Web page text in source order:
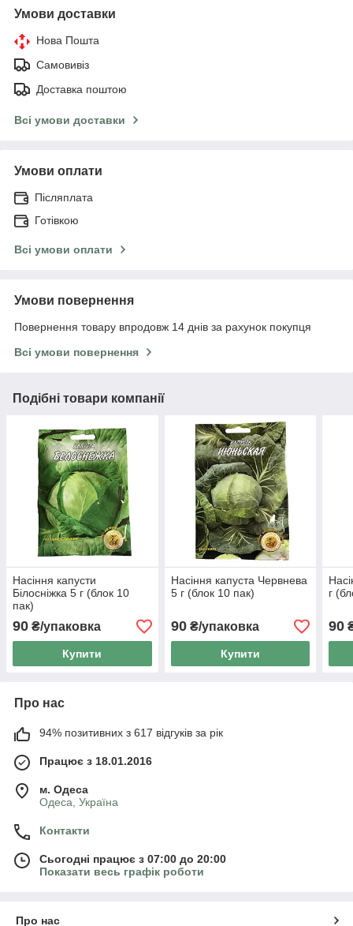
Умови доставки
Нова Пошта
Самовивіз
Доставка поштою
Всі умови доставки
Умови оплати
Післяплата
Готівкою
Всі умови оплати
Умови повернення
Повернення товару впродовж 14 днів за рахунок покупця
Всі умови повернення
Подібні товари компанії
Насіння капусти
Білосніжка 5 г (блок 10
пак)
90 ₴/упаковка
Купити
Насіння капуста Червнева
5 г (блок 10 пак)
90₴/упаковка
Купити
г
90
Про нас
94% позитивних з 617 відгуків за рік
Працює з 18.01.2016
м. Одеса
Одеса, Україна
Контакти
Сьогодні працює з 07:00 до 20:00
Показати весь графік роботи
Про нас